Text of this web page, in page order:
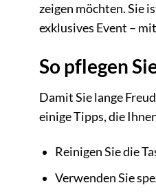
zeigen möchten. Sie
exklusives Event –
So pflegen
Damit Sie lange
einige Tipps, die
Reinigen Sie die
Verwenden Sie